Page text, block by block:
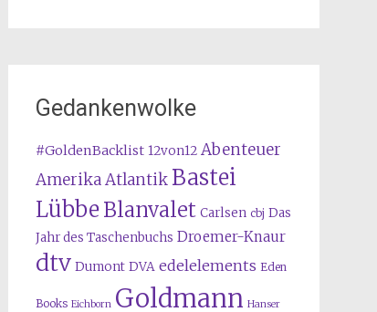
Gedankenwolke
#GoldenBacklist 12von12 Abenteuer
AmerikaAtlantik Bastei
LübbeBlanvalet Carlsen cbj Das
Jahr des Taschenbuchs Droemer-Knaur
dtv Dumont DVA edelelements Eden
Books Eichborn Goldmann Hanser